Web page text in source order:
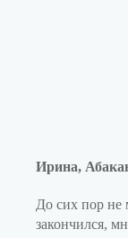
Ирина,
До сих пор не
закончился,